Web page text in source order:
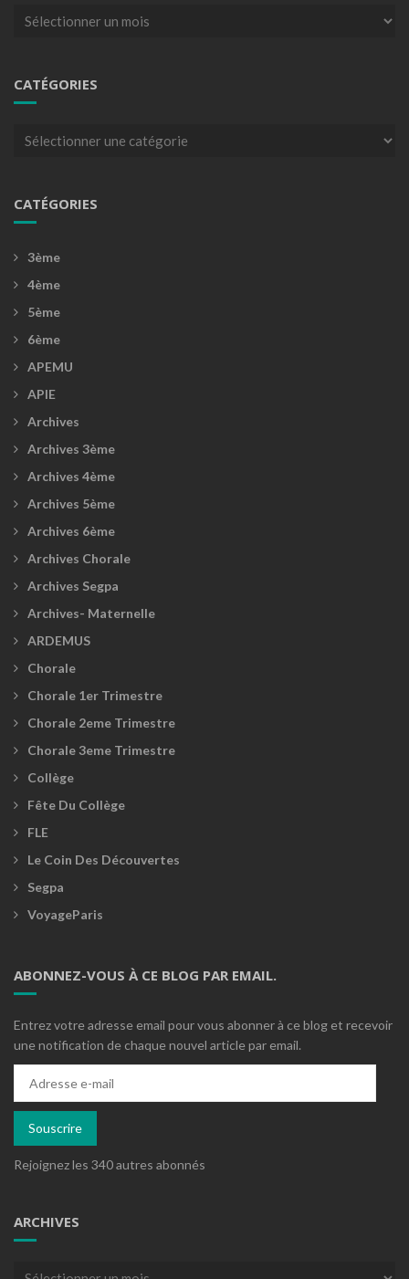
Archives
CATÉGORIES
Catégories
CATÉGORIES
3ème
4ème
5ème
6ème
APEMU
APIE
Archives
Archives 3ème
Archives 4ème
Archives 5ème
Archives 6ème
Archives Chorale
Archives Segpa
Archives- Maternelle
ARDEMUS
Chorale
Chorale 1er Trimestre
Chorale 2eme Trimestre
Chorale 3eme Trimestre
Collège
Fête Du Collège
FLE
Le Coin Des Découvertes
Segpa
VoyageParis
ABONNEZ-VOUS À CE BLOG PAR EMAIL.
Entrez votre adresse email pour vous abonner à ce blog et recevoir
une notification de chaque nouvel article par email.
mail
Souscrire
Rejoignez les 340 autres abonnés
ARCHIVES
Archives